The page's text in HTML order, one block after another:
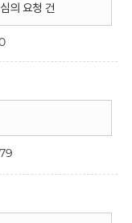
의 요청 건